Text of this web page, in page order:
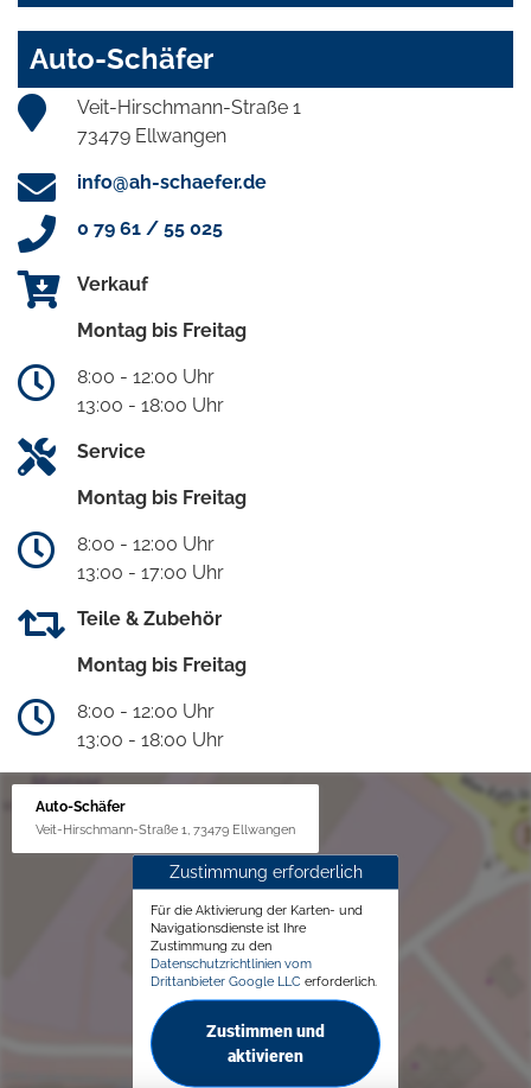
Auto-Schäfer
Veit-Hirschmann-Straße 1
73479 Ellwangen
info@ah-schaefer.de
0 79 61 / 55 025
Verkauf
Montag bis Freitag
8:00 - 12:00 Uhr
13:00 - 18:00 Uhr
Service
Montag bis Freitag
8:00 - 12:00 Uhr
13:00 - 17:00 Uhr
Teile & Zubehör
Montag bis Freitag
8:00 - 12:00 Uhr
13:00 - 18:00 Uhr
Auto-Schäfer
Veit-Hirschmann-Straße 1, 73479 Ellwangen
Zustimmung erforderlich
Für die Aktivierung der Karten- und
Navigationsdienste ist Ihre
Zustimmung zu den
Datenschutzrichtlinien vom
Drittanbieter Google LLC erforderlich.
Zustimmen und
aktivieren